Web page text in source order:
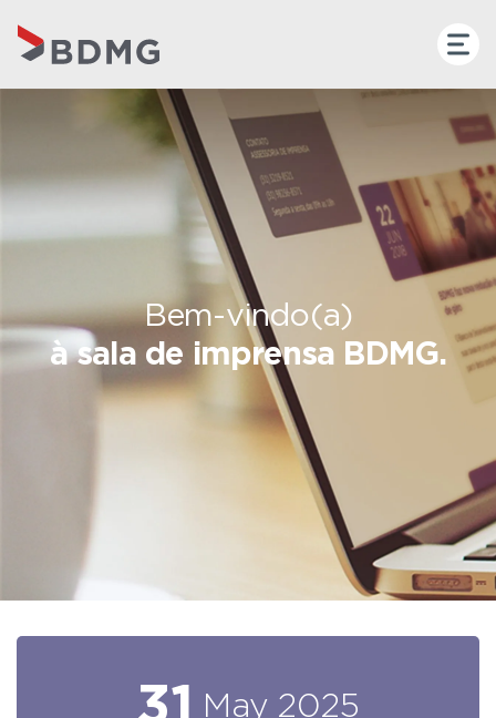
Bem-vindo(a)
à sala de imprensa BDMG.
31 May 2025